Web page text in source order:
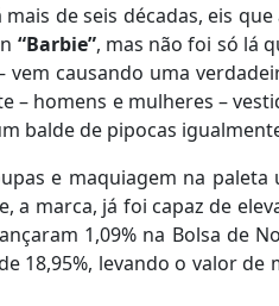
de seis décadas, eis
“Barbie”, mas não foi só lá
vem causando uma
– homens e mulheres –
balde de pipocas
e maquiagem na
a marca, já foi capaz de
1,09% na Bolsa de
18,95%, levando o valor de